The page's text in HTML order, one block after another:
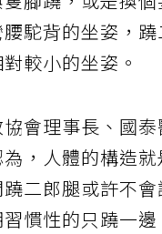
駝背的坐姿，
較小的坐姿。
會理事長、國
，人體的構造
二郎腿或許不會
慣性的只蹺一